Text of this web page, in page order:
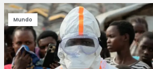
Mundo